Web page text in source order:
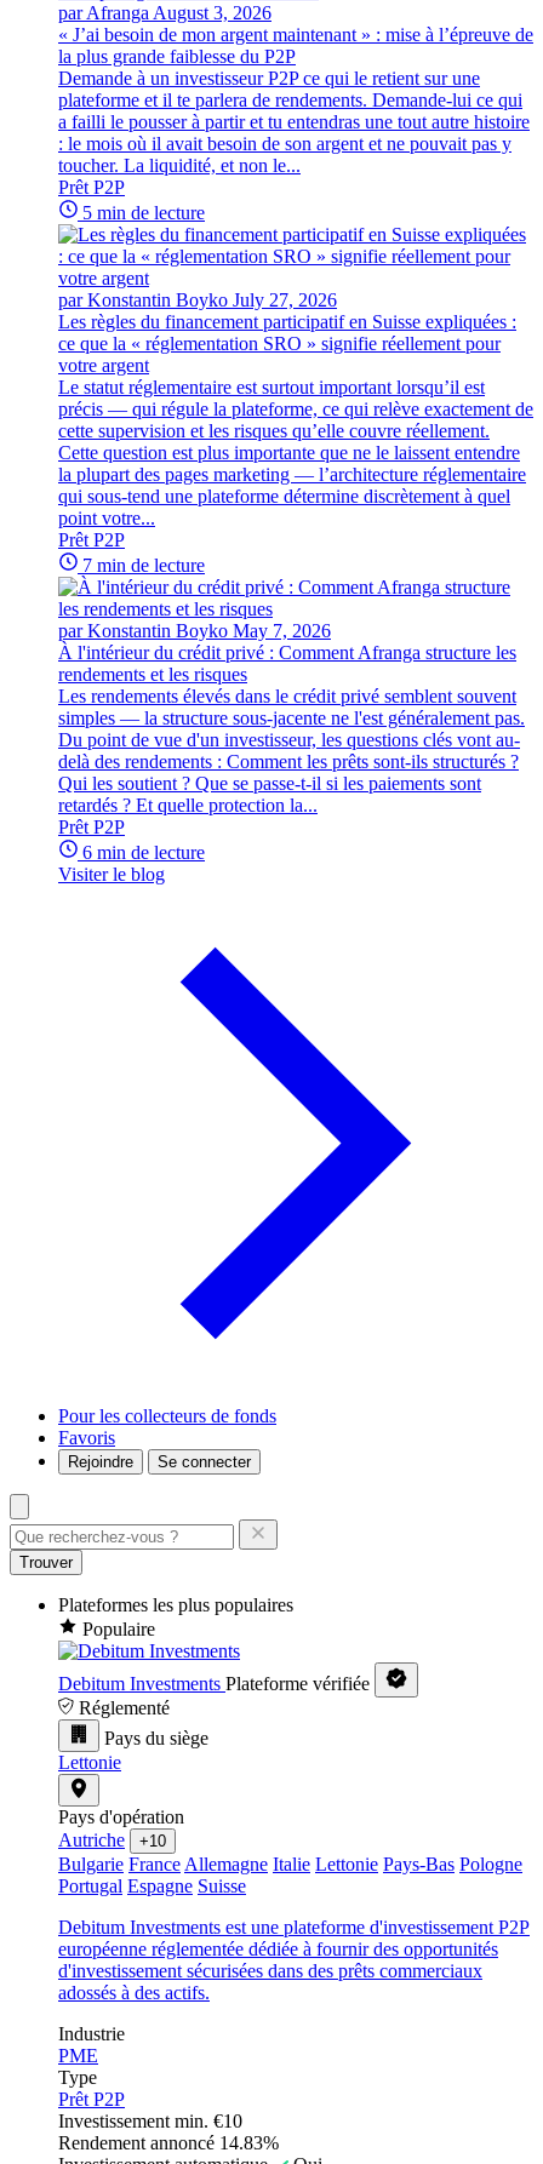
par Afranga August 3, 2026
« J’ai besoin de mon argent maintenant » : mise à l’épreuve de
la plus grande faiblesse du P2P
Demande à un investisseur P2P ce qui le retient sur une
plateforme et il te parlera de rendements. Demande-lui ce qui
a failli le pousser à partir et tu entendras une tout autre histoire
: le mois où il avait besoin de son argent et ne pouvait pas y
toucher. La liquidité, et non le...
Prêt P2P
5 min de lecture
par Konstantin Boyko July 27, 2026
Les règles du financement participatif en Suisse expliquées :
ce que la « réglementation SRO » signifie réellement pour
votre argent
Le statut réglementaire est surtout important lorsqu’il est
précis — qui régule la plateforme, ce qui relève exactement de
cette supervision et les risques qu’elle couvre réellement.
Cette question est plus importante que ne le laissent entendre
la plupart des pages marketing — l’architecture réglementaire
qui sous-tend une plateforme détermine discrètement à quel
point votre...
Prêt P2P
7 min de lecture
par Konstantin Boyko May 7, 2026
À l'intérieur du crédit privé : Comment Afranga structure les
rendements et les risques
Les rendements élevés dans le crédit privé semblent souvent
simples — la structure sous-jacente ne l'est généralement pas.
Du point de vue d'un investisseur, les questions clés vont au-
delà des rendements : Comment les prêts sont-ils structurés ?
Qui les soutient ? Que se passe-t-il si les paiements sont
retardés ? Et quelle protection la...
Prêt P2P
6 min de lecture
Visiter le blog
Pour les collecteurs de fonds
Favoris
Rejoindre Se connecter
Trouver
Plateformes les plus populaires
Populaire
Debitum Investments Plateforme vérifiée
Réglementé
Pays du siège
Lettonie
Pays d'opération
Autriche
+10
Bulgarie France Allemagne Italie Lettonie Pays-Bas Pologne
Portugal Espagne Suisse
Debitum Investments est une plateforme d'investissement P2P
européenne réglementée dédiée à fournir des opportunités
d'investissement sécurisées dans des prêts commerciaux
adossés à des actifs.
Industrie
PME
Type
Prêt P2P
Investissement min. €10
Rendement annoncé 14.83%